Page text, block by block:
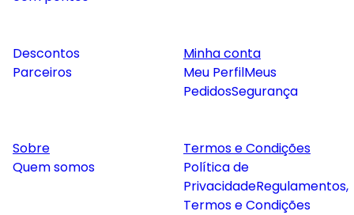
Descontos
Parceiros
Minha conta
Meu PerfilMeus
PedidosSegurança
Sobre
Quem somos
Termos e Condições
Política de
PrivacidadeRegulamentos,
Termos e Condições